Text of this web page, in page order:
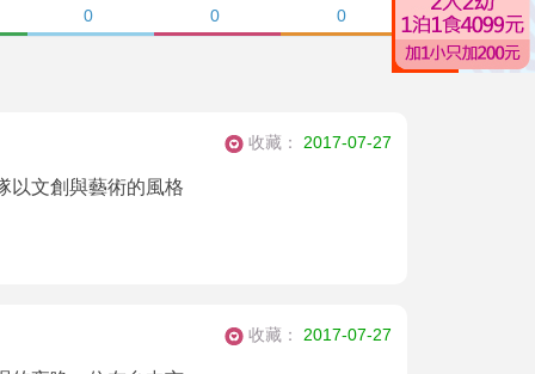
0
0
0
以文創與藝術的風格
收藏： 2017-07-27
收藏： 2017-07-27